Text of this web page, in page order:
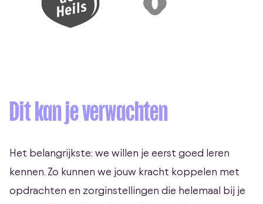
Dit kan je verwachten
Het belangrijkste: we willen je eerst goed leren
kennen. Zo kunnen we jouw kracht koppelen met
opdrachten en zorginstellingen die helemaal bij je